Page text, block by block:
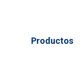
Productos